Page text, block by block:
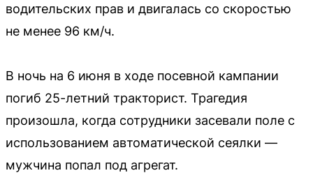
водительских прав и двигалась со скоростью
не менее 96 км/ч.
В ночь на 6 июня в ходе посевной кампании
погиб 25-летний тракторист. Трагедия
произошла, когда сотрудники засевали поле с
использованием автоматической сеялки —
мужчина попал под агрегат.